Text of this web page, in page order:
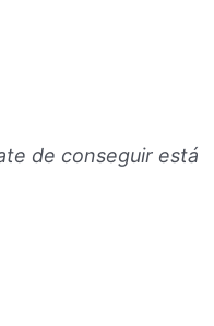
de conseguir está